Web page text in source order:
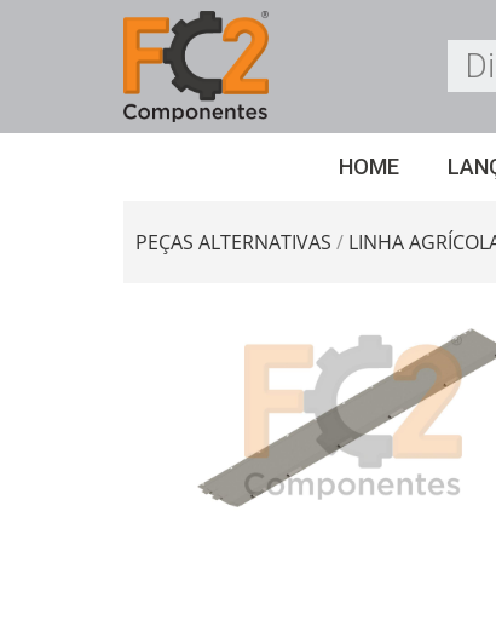
HOME
PEÇAS ALTERNATIVAS / LINHA